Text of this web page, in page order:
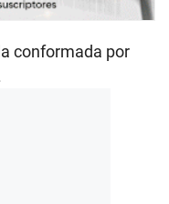
conformada por